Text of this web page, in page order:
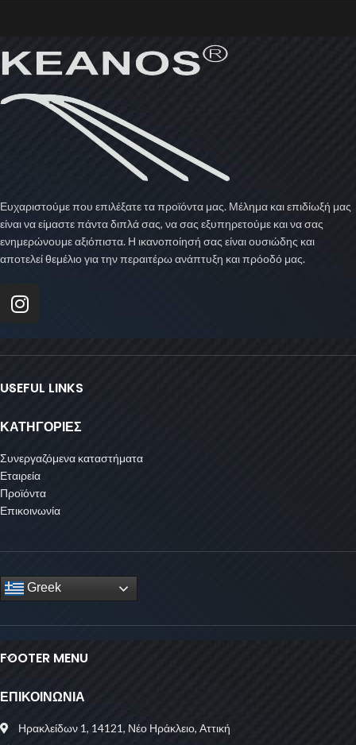
Ευχαριστούμε που επιλέξατε τα προϊόντα μας. Μέλημα και επιδίωξή μας
είναι να είμαστε πάντα διπλά σας, να σας εξυπηρετούμε και να σας
ενημερώνουμε αξιόπιστα. Η ικανοποίησή σας είναι ουσιώδης και
αποτελεί θεμέλιο για την περαιτέρω ανάπτυξη και πρόοδό μας.
USEFUL LINKS
ΚΑΤΗΓΟΡΙΕΣ
Συνεργαζόμενα καταστήματα
Εταιρεία
Προϊόντα
Επικοινωνία
Greek
FOOTER MENU
ΕΠΙΚΟΙΝΩΝΙΑ
Ηρακλείδων 1, 14121, Νέο Ηράκλειο, Αττική